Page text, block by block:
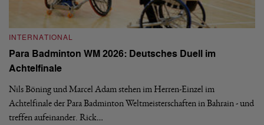
INTERNATIONAL
Para Badminton WM 2026: Deutsches Duell im
Achtelfinale
Nils Böning und Marcel Adam stehen im Herren-Einzel im
Achtelfinale der Para Badminton Weltmeisterschaften in Bahrain - und
treffen aufeinander. Rick…